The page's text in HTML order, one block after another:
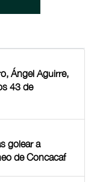
Ángel Aguirre,
43 de
golear a
de Concacaf